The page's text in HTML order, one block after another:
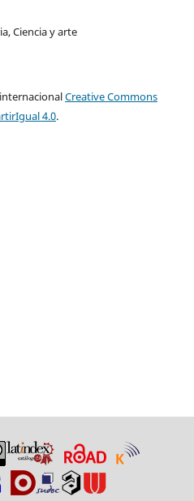
Ciencia y arte
Creative Commons
4.0.